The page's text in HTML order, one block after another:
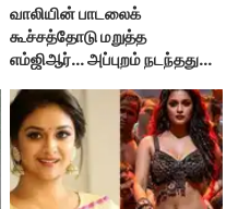
வாலியின் பாடலைக்
கூச்சத்தோடு மறுத்த
எம்ஜிஆர்... அப்புறம் நடந்தது